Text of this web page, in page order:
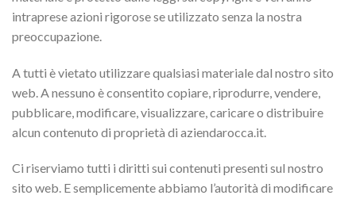
intraprese azioni rigorose se utilizzato senza la nostra
preoccupazione.
A tutti è vietato utilizzare qualsiasi materiale dal nostro sito
web. A nessuno è consentito copiare, riprodurre, vendere,
pubblicare, modificare, visualizzare, caricare o distribuire
alcun contenuto di proprietà di aziendarocca.it.
Ci riserviamo tutti i diritti sui contenuti presenti sul nostro
sito web. E semplicemente abbiamo l’autorità di modificare